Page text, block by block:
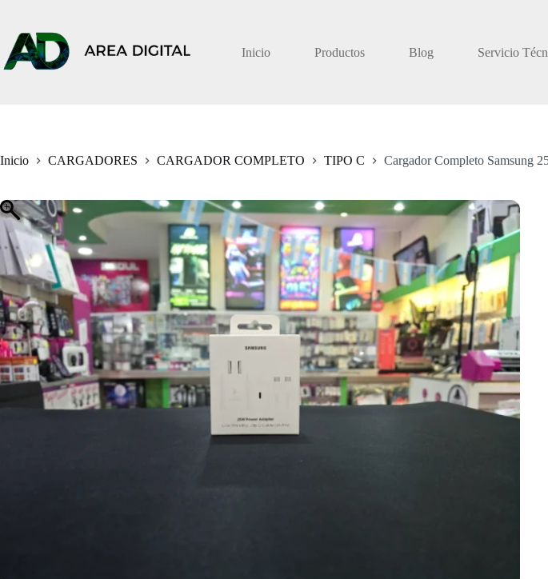
contenido
Inicio
Productos Blog Servicio
Inicio CARGADORES CARGADOR COMPLETO TIPO C Cargador Completo Samsung